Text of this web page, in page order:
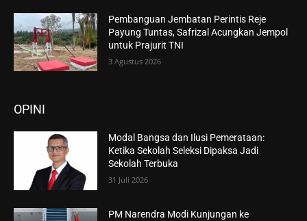
Pembanguan Jembatan Perintis Reje
Payung Tuntas, Safrizal Acungkan Jempol
untuk Prajurit TNI
3 Agustus 2026
OPINI
Modal Bangsa dan Ilusi Pemerataan:
Ketika Sekolah Seleksi Dipaksa Jadi
Sekolah Terbuka
31 Juli 2026
PM Narendra Modi Kunjungan ke